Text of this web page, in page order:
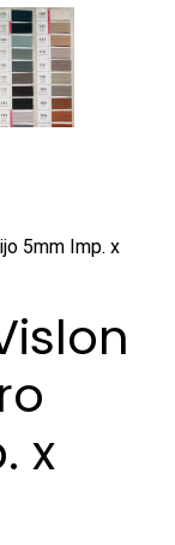
5mm Imp. x
x